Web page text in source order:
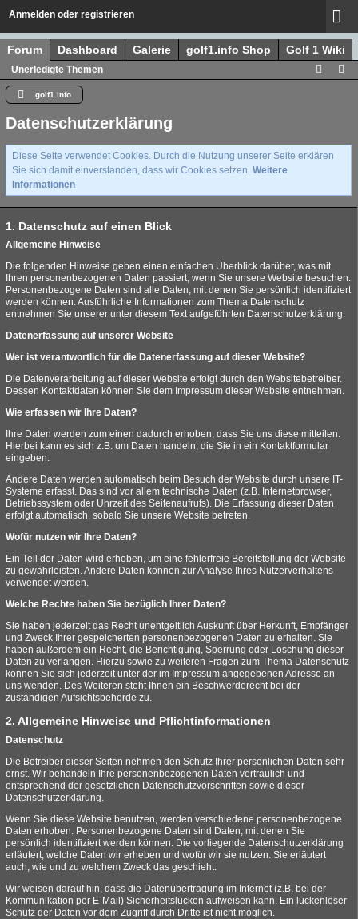
Anmelden oder registrieren
Forum Dashboard Galerie golf1.info Shop Golf 1 Wiki
Unerledigte Themen
golf1.info
Datenschutzerklärung
Diese Seite verwendet Cookies. Durch die Nutzung unserer Seite erklären
Sie sich damit einverstanden, dass wir Cookies setzen. Weitere
Informationen
1. Datenschutz auf einen Blick
Allgemeine Hinweise
Die folgenden Hinweise geben einen einfachen Überblick darüber, was mit
Ihren personenbezogenen Daten passiert, wenn Sie unsere Website besuchen.
Personenbezogene Daten sind alle Daten, mit denen Sie persönlich identifiziert
werden können. Ausführliche Informationen zum Thema Datenschutz
entnehmen Sie unserer unter diesem Text aufgeführten Datenschutzerklärung.
Datenerfassung auf unserer Website
Wer ist verantwortlich für die Datenerfassung auf dieser Website?
Die Datenverarbeitung auf dieser Website erfolgt durch den Websitebetreiber.
Dessen Kontaktdaten können Sie dem Impressum dieser Website entnehmen.
Wie erfassen wir Ihre Daten?
Ihre Daten werden zum einen dadurch erhoben, dass Sie uns diese mitteilen.
Hierbei kann es sich z.B. um Daten handeln, die Sie in ein Kontaktformular
eingeben.
Andere Daten werden automatisch beim Besuch der Website durch unsere IT-
Systeme erfasst. Das sind vor allem technische Daten (z.B. Internetbrowser,
Betriebssystem oder Uhrzeit des Seitenaufrufs). Die Erfassung dieser Daten
erfolgt automatisch, sobald Sie unsere Website betreten.
Wofür nutzen wir Ihre Daten?
Ein Teil der Daten wird erhoben, um eine fehlerfreie Bereitstellung der Website
zu gewährleisten. Andere Daten können zur Analyse Ihres Nutzerverhaltens
verwendet werden.
Welche Rechte haben Sie bezüglich Ihrer Daten?
Sie haben jederzeit das Recht unentgeltlich Auskunft über Herkunft, Empfänger
und Zweck Ihrer gespeicherten personenbezogenen Daten zu erhalten. Sie
haben außerdem ein Recht, die Berichtigung, Sperrung oder Löschung dieser
Daten zu verlangen. Hierzu sowie zu weiteren Fragen zum Thema Datenschutz
können Sie sich jederzeit unter der im Impressum angegebenen Adresse an
uns wenden. Des Weiteren steht Ihnen ein Beschwerderecht bei der
zuständigen Aufsichtsbehörde zu.
2. Allgemeine Hinweise und Pflichtinformationen
Datenschutz
Die Betreiber dieser Seiten nehmen den Schutz Ihrer persönlichen Daten sehr
ernst. Wir behandeln Ihre personenbezogenen Daten vertraulich und
entsprechend der gesetzlichen Datenschutzvorschriften sowie dieser
Datenschutzerklärung.
Wenn Sie diese Website benutzen, werden verschiedene personenbezogene
Daten erhoben. Personenbezogene Daten sind Daten, mit denen Sie
persönlich identifiziert werden können. Die vorliegende Datenschutzerklärung
erläutert, welche Daten wir erheben und wofür wir sie nutzen. Sie erläutert
auch, wie und zu welchem Zweck das geschieht.
Wir weisen darauf hin, dass die Datenübertragung im Internet (z.B. bei der
Kommunikation per E-Mail) Sicherheitslücken aufweisen kann. Ein lückenloser
Schutz der Daten vor dem Zugriff durch Dritte ist nicht möglich.